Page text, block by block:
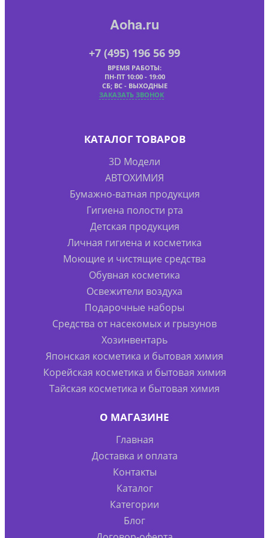
Aoha.ru
+7 (495) 196 56 99
ВРЕМЯ РАБОТЫ:
ПН-ПТ 10:00 - 19:00
СБ; ВС - ВЫХОДНЫЕ
ЗАКАЗАТЬ ЗВОНОК
КАТАЛОГ ТОВАРОВ
3D Модели
АВТОХИМИЯ
Бумажно-ватная продукция
Гигиена полости рта
Детская продукция
Личная гигиена и косметика
Моющие и чистящие средства
Обувная косметика
Освежители воздуха
Подарочные наборы
Средства от насекомых и грызунов
Хозинвентарь
Японская косметика и бытовая химия
Корейская косметика и бытовая химия
Тайская косметика и бытовая химия
О МАГАЗИНЕ
Главная
Доставка и оплата
Контакты
Каталог
Категории
Блог